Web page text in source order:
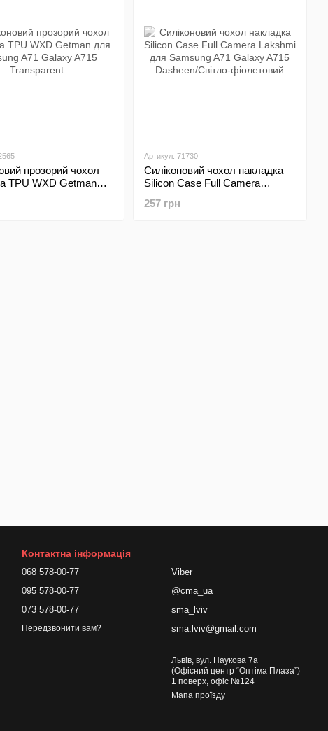
прозорий чохол
TPU WXD Getman
Артикул: 71730
Силіконовий чохол накладка
Silicon Case Full Camera
Galaxy A715 Dasheen/Світло-
257 грн
Контактна інформація
068 578-00-77
095 578-00-77
073 578-00-77
Передзвонити вам?
Viber
@cma_ua
sma_lviv
sma.lviv@gmail.com
Львів, вул. Наукова 7а
(Офісний центр “Оптіма Плаза”)
1 поверх, офіс №124
Мапа проїзду